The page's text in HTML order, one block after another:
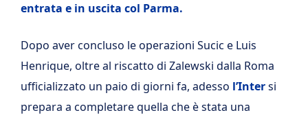
entrata e in uscita col Parma.
Dopo aver concluso le operazioni Sucic e Luis
Henrique, oltre al riscatto di Zalewski dalla Roma
ufficializzato un paio di giorni fa, adesso l’Intersi
prepara a completare quella che è stata una